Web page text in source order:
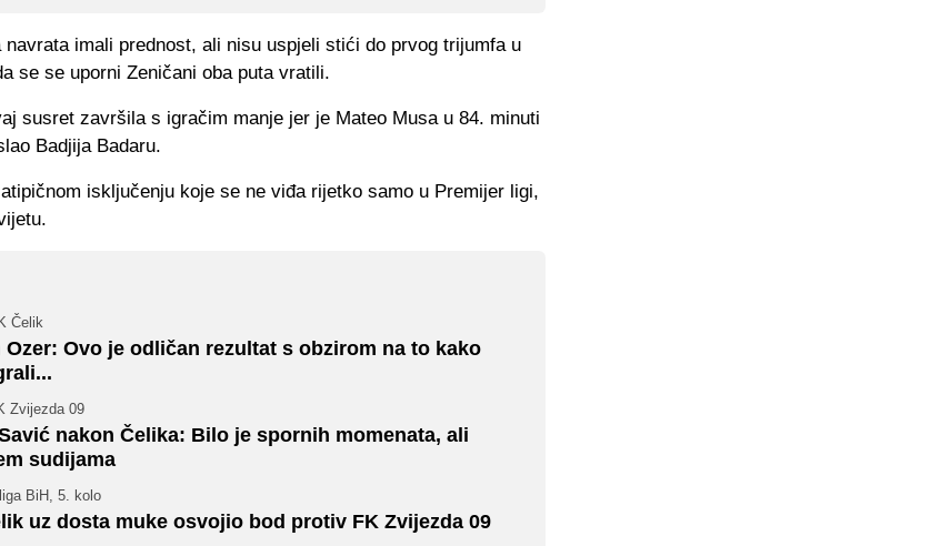
navrata imali prednost, ali nisu uspjeli stići do prvog trijumfa u
se se uporni Zeničani oba puta vratili.
susret završila s igračim manje jer je Mateo Musa u 84. minuti
Badjija Badaru.
isključenju koje se ne viđa rijetko samo u Premijer ligi,
Čelik
Ozer: Ovo je odličan rezultat s obzirom na to kako
Zvijezda 09
nakon Čelika: Bilo je spornih momenata, ali
sudijama
BiH, 5. kolo
uz dosta muke osvojio bod protiv FK Zvijezda 09